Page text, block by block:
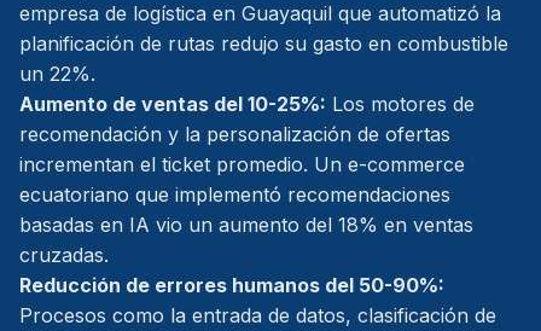
empresa de logística en Guayaquil que automatizó la
planificación de rutas redujo su gasto en combustible
un 22%.
Aumento de ventas del 10-25%: Los motores de
recomendación y la personalización de ofertas
incrementan el ticket promedio. Un e-commerce
ecuatoriano que implementó recomendaciones
basadas en IA vio un aumento del 18% en ventas
cruzadas.
Reducción de errores humanos del 50-90%:
Procesos como la entrada de datos, clasificación de